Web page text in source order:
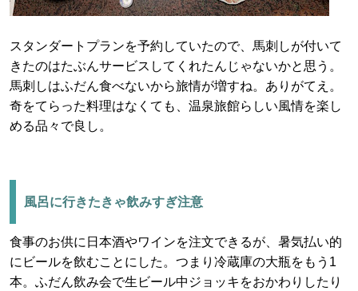
スタンダートプランを予約していたので、馬刺しが付いて
きたのはたぶんサービスしてくれたんじゃないかと思う。
馬刺しはふだん食べないから旅情が増すね。ありがてえ。
奇をてらった料理はなくても、温泉旅館らしい風情を楽し
める品々で良し。
風呂に行きたきゃ飲みすぎ注意
食事のお供に日本酒やワインを注文できるが、暑気払い的
にビールを飲むことにした。つまり冷蔵庫の大瓶をもう1
本。ふだん飲み会で生ビール中ジョッキをおかわりしたり